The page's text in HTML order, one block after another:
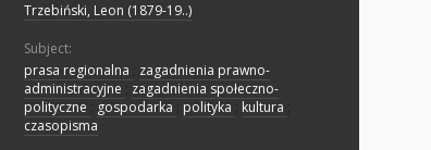
Trzebiński, Leon (1879-19..)
Subject:
prasa regionalna
zagadnienia prawno-
administracyjne
zagadnienia społeczno-
polityczne
gospodarka polityka kultura
czasopisma